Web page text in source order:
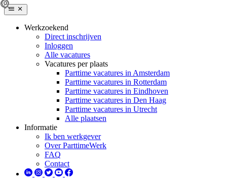
Werkzoekend
Direct inschrijven
Inloggen
Alle vacatures
Vacatures per plaats
Parttime vacatures in Amsterdam
Parttime vacatures in Rotterdam
Parttime vacatures in Eindhoven
Parttime vacatures in Den Haag
Parttime vacatures in Utrecht
Alle plaatsen
Informatie
Ik ben werkgever
Over ParttimeWerk
FAQ
Contact